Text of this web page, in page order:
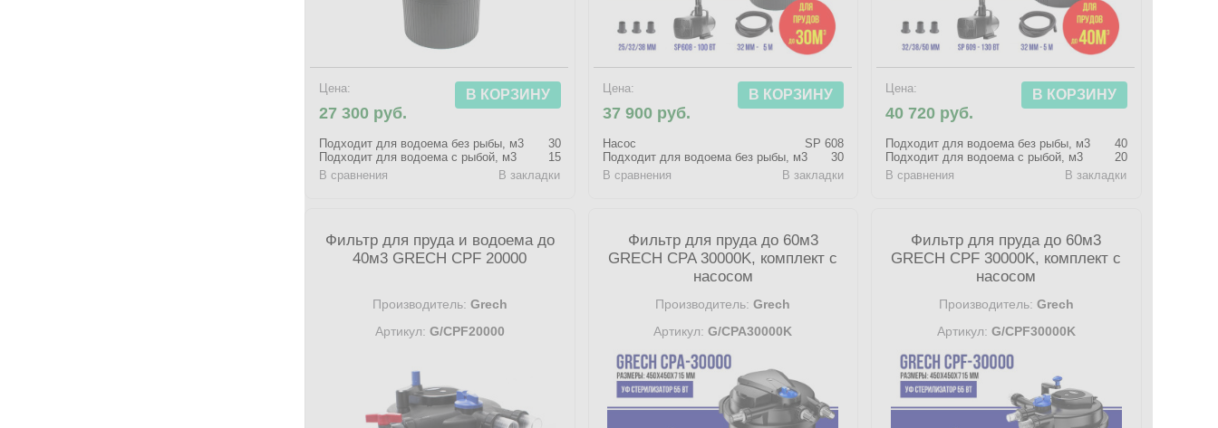
Цена:
27 300 руб.
В КОРЗИНУ
Подходит для водоема без рыбы, м3
30
Подходит для водоема с рыбой, м3
15
В сравнения
В закладки
Цена:
37 900 руб.
В КОРЗИНУ
Насос
SP 608
Подходит для водоема без рыбы, м3
30
В сравнения
В закладки
Цена:
40 720 руб.
В КОРЗИНУ
Подходит для водоема без рыбы, м3
40
Подходит для водоема с рыбой, м3
20
В сравнения
В закладки
Фильтр для пруда и водоема до
40м3 GRECH CPF 20000
Производитель: Grech
Артикул: G/CPF20000
Фильтр для пруда до 60м3
GRECH CPA 30000K, комплект с
насосом
Производитель: Grech
Артикул: G/CPA30000K
Фильтр для пруда до 60м3
GRECH CPF 30000K, комплект с
насосом
Производитель: Grech
Артикул: G/CPF30000K